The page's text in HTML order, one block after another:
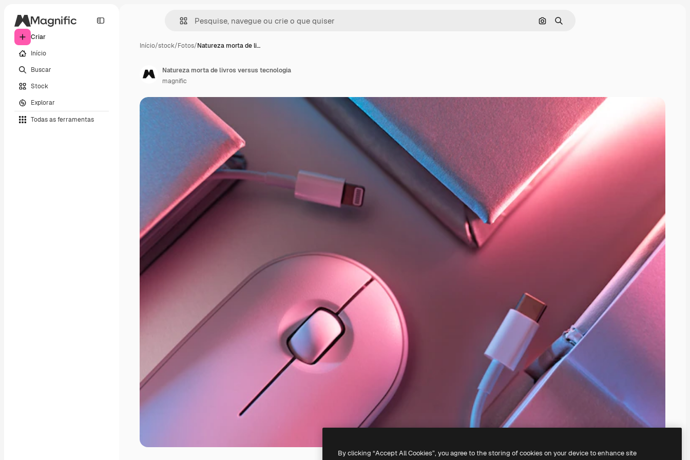
Criar
Início
Buscar
Stock
Explorar
Todas as ferramentas
Pesquisar por imagem
Buscar
Início/stock/Fotos/Natureza morta de li…
Natureza morta de livros versus tecnologia
magnific
By clicking “Accept All Cookies”, you agree to the storing of cookies on your device to enhance site